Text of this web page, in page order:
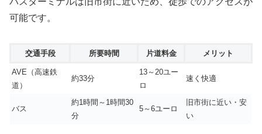
可能です。
交通手段 所要時間 片道料金 メリット
AVE（高速鉄
道）
約33分
13～20ユー
ロ
速く快適
バス
約1時間～1時間30
分
5～6ユーロ
旧市街に近い・安
い